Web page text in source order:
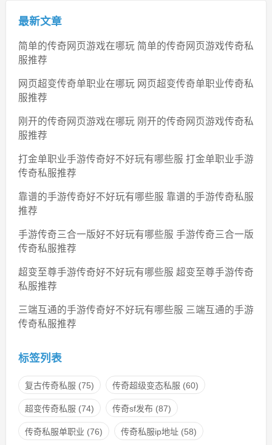
最新文章
简单的传奇网页游戏在哪玩 简单的传奇网页游戏传奇私
服推荐
网页超变传奇单职业在哪玩 网页超变传奇单职业传奇私
服推荐
刚开的传奇网页游戏在哪玩 刚开的传奇网页游戏传奇私
服推荐
打金单职业手游传奇好不好玩有哪些服 打金单职业手游
传奇私服推荐
靠谱的手游传奇好不好玩有哪些服 靠谱的手游传奇私服
推荐
手游传奇三合一版好不好玩有哪些服 手游传奇三合一版
传奇私服推荐
超变至尊手游传奇好不好玩有哪些服 超变至尊手游传奇
私服推荐
三端互通的手游传奇好不好玩有哪些服 三端互通的手游
传奇私服推荐
标签列表
复古传奇私服 (75) 传奇超级变态私服 (60)
超变传奇私服 (74) 传奇sf发布(87)
传奇私服单职业 (76) 传奇私服ip地址(58)